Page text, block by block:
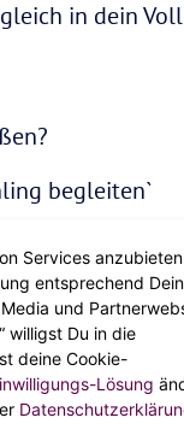
in dein
begleiten`
findet der
besten
Services
entsprechend
und
willigst Du in die
deine Cookie-
Lösung